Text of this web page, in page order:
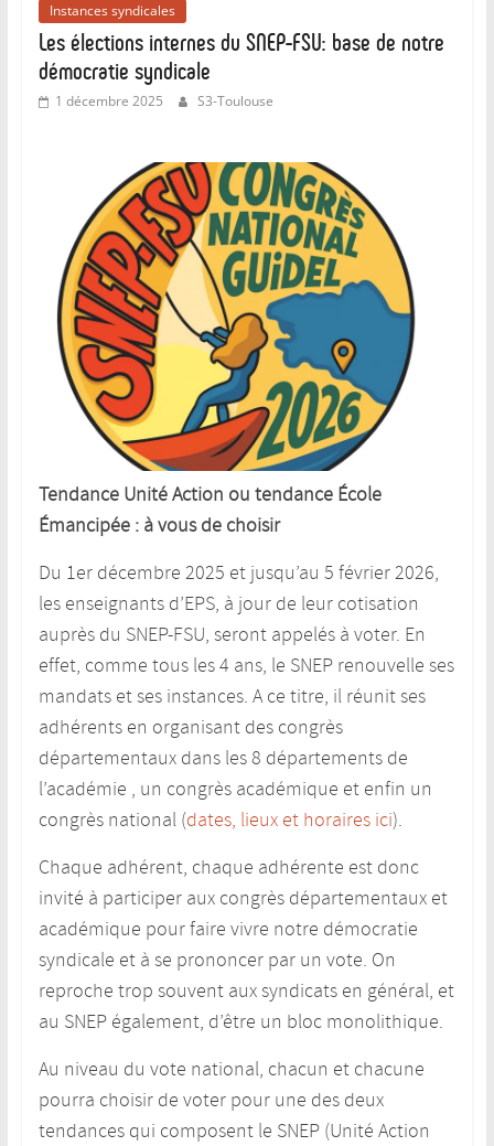
Instances syndicales
Les élections internes du SNEP-FSU: base de notre
démocratie syndicale
1 décembre 2025 S3-Toulouse
Tendance Unité Action ou tendance École
Émancipée : à vous de choisir
Du 1er décembre 2025 et jusqu’au 5 février 2026,
les enseignants d’EPS, à jour de leur cotisation
auprès du SNEP-FSU, seront appelés à voter. En
effet, comme tous les 4 ans, le SNEP renouvelle ses
mandats et ses instances. A ce titre, il réunit ses
adhérents en organisant des congrès
départementaux dans les 8 départements de
l’académie , un congrès académique et enfin un
congrès national (dates, lieux et horaires ici).
Chaque adhérent, chaque adhérente est donc
invité à participer aux congrès départementaux et
académique pour faire vivre notre démocratie
syndicale et à se prononcer par un vote. On
reproche trop souvent aux syndicats en général, et
au SNEP également, d’être un bloc monolithique.
Au niveau du vote national, chacun et chacune
pourra choisir de voter pour une des deux
tendances qui composent le SNEP (Unité Action